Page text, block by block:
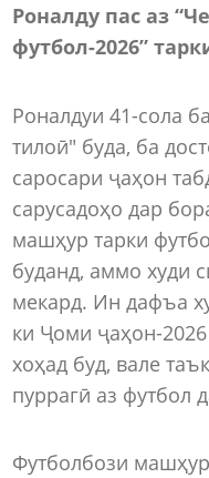
Роналду пас аз
футбол-2026”
Роналдуи 41-сола
тилоӣ" буда, ба
саросари ҷаҳон
сарусадоҳо дар
машҳур тарки
буданд, аммо худи
мекард. Ин дафъа
ки Ҷоми ҷаҳон-
хоҳад буд, вале
пуррагӣ аз футбол
Футболбози машҳур